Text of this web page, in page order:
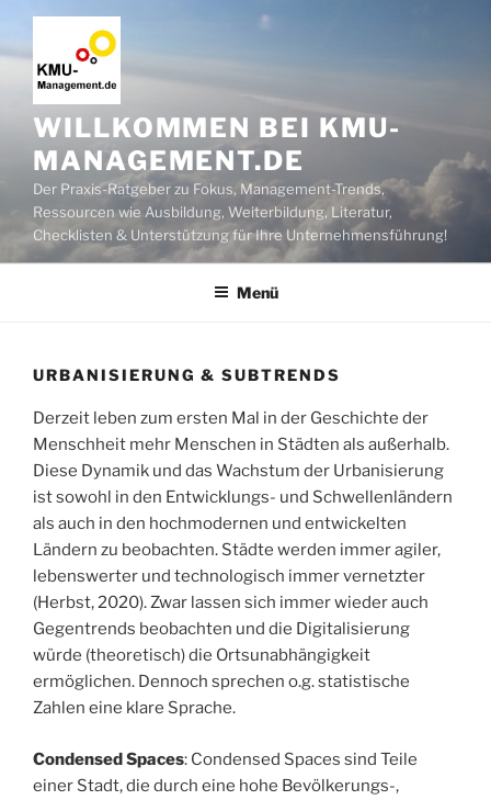
Zum
springen
WILLKOMMEN BEI KMU-
MANAGEMENT.DE
Der Praxis-Ratgeber zu Fokus, Management-Trends,
Ressourcen wie Ausbildung, Weiterbildung, Literatur,
Checklisten & Unterstützung für Ihre Unternehmensführung!
Menü
URBANISIERUNG & SUBTRENDS
Derzeit leben zum ersten Mal in der Geschichte der
Menschheit mehr Menschen in Städten als außerhalb.
Diese Dynamik und das Wachstum der Urbanisierung
ist sowohl in den Entwicklungs- und Schwellenländern
als auch in den hochmodernen und entwickelten
Ländern zu beobachten. Städte werden immer agiler,
lebenswerter und technologisch immer vernetzter
(Herbst, 2020). Zwar lassen sich immer wieder auch
Gegentrends beobachten und die Digitalisierung
würde (theoretisch) die Ortsunabhängigkeit
ermöglichen. Dennoch sprechen o.g. statistische
Zahlen eine klare Sprache.
Condensed Spaces: Condensed Spaces sind Teile
einer Stadt, die durch eine hohe Bevölkerungs-,